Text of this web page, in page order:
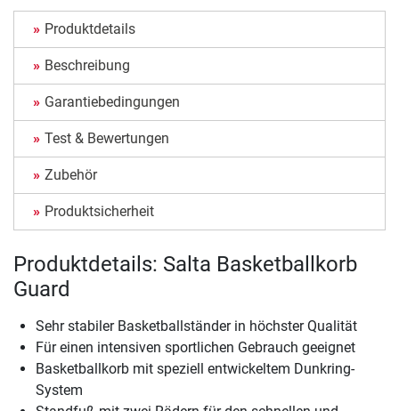
Produktdetails
Beschreibung
Garantiebedingungen
Test & Bewertungen
Zubehör
Produktsicherheit
Produktdetails: Salta Basketballkorb
Guard
Sehr stabiler Basketballständer in höchster Qualität
Für einen intensiven sportlichen Gebrauch geeignet
Basketballkorb mit speziell entwickeltem Dunkring-
System